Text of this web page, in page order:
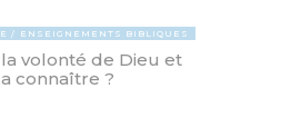
ENSEIGNEMENTS BIBLIQUES
volonté de Dieu et
connaître ?